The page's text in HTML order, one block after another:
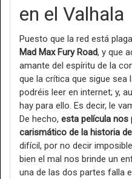
en el Valhala
Puesto que la red está
Mad Max Fury Road, y que
amante del espíritu de la
que la crítica que sigue sea
podréis leer en internet; y,
hay para ello. Es decir, le
De hecho, esta película nos
carismático de la historia
difícil, por no decir
bien el mal nos brinde un
una de las dos partes falla